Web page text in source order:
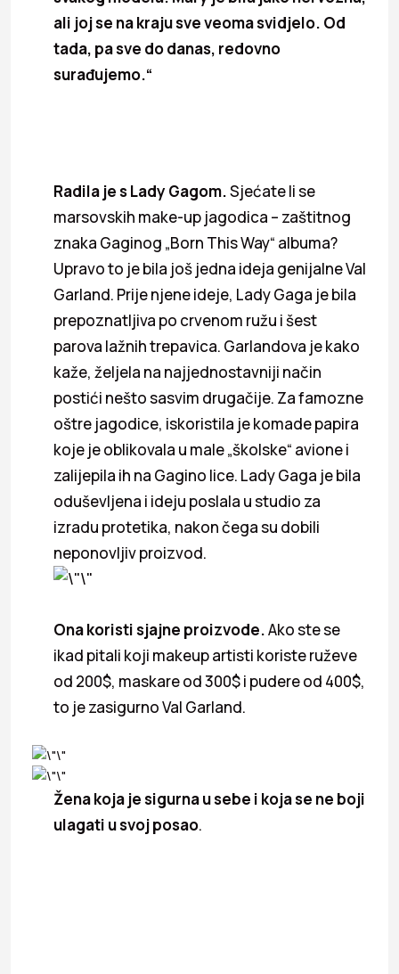
ali joj se na kraju sve veoma svidjelo. Od
tada, pa sve do danas, redovno
surađujemo.“
Radila je s Lady Gagom.Sjećate li se
marsovskih make-up jagodica – zaštitnog
znaka Gaginog „Born This Way“ albuma?
Upravo to je bila još jedna ideja genijalne Val
Garland. Prije njene ideje, Lady Gaga je bila
prepoznatljiva po crvenom ružu i šest
parova lažnih trepavica. Garlandova je kako
kaže, željela na najjednostavniji način
postići nešto sasvim drugačije. Za famozne
oštre jagodice, iskoristila je komade papira
koje je oblikovala u male „školske“ avione i
zalijepila ih na Gagino lice. Lady Gaga je bila
oduševljena i ideju poslala u studio za
izradu protetika, nakon čega su dobili
neponovljiv proizvod.
Ona koristi sjajne proizvode.Ako ste se
ikad pitali koji makeup artisti koriste ruževe
od 200$, maskare od 300$ i pudere od 400$,
to je zasigurno Val Garland.
Žena koja je sigurna u sebe i koja se ne boji
ulagati u svoj posao.